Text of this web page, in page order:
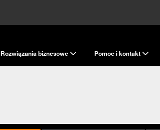
Rozwiązania biznesowe Pomoc i kontakt